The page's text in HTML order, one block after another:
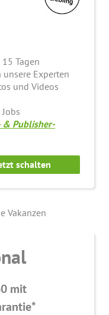
Tagen
Experten
und Videos
& Publisher-
schalten
Vakanzen
mit